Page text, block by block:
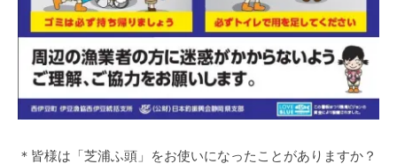
＊皆様は「芝浦ふ頭」をお使いになったことがありますか？